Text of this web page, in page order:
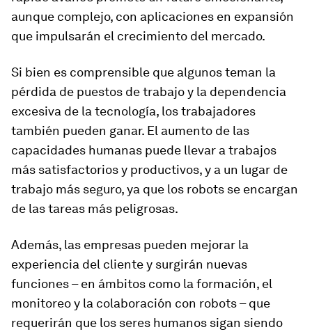
aunque complejo, con aplicaciones en expansión
que impulsarán el crecimiento del mercado.
Si bien es comprensible que algunos teman la
pérdida de puestos de trabajo y la dependencia
excesiva de la tecnología, los trabajadores
también pueden ganar. El aumento de las
capacidades humanas puede llevar a trabajos
más satisfactorios y productivos, y a un lugar de
trabajo más seguro, ya que los robots se encargan
de las tareas más peligrosas.
Además, las empresas pueden mejorar la
experiencia del cliente y surgirán nuevas
funciones – en ámbitos como la formación, el
monitoreo y la colaboración con robots – que
requerirán que los seres humanos sigan siendo